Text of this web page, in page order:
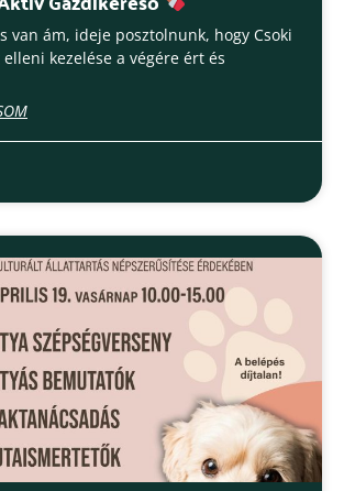
van ám, ideje posztolnunk, hogy Csoki
kezelése a végére ért és